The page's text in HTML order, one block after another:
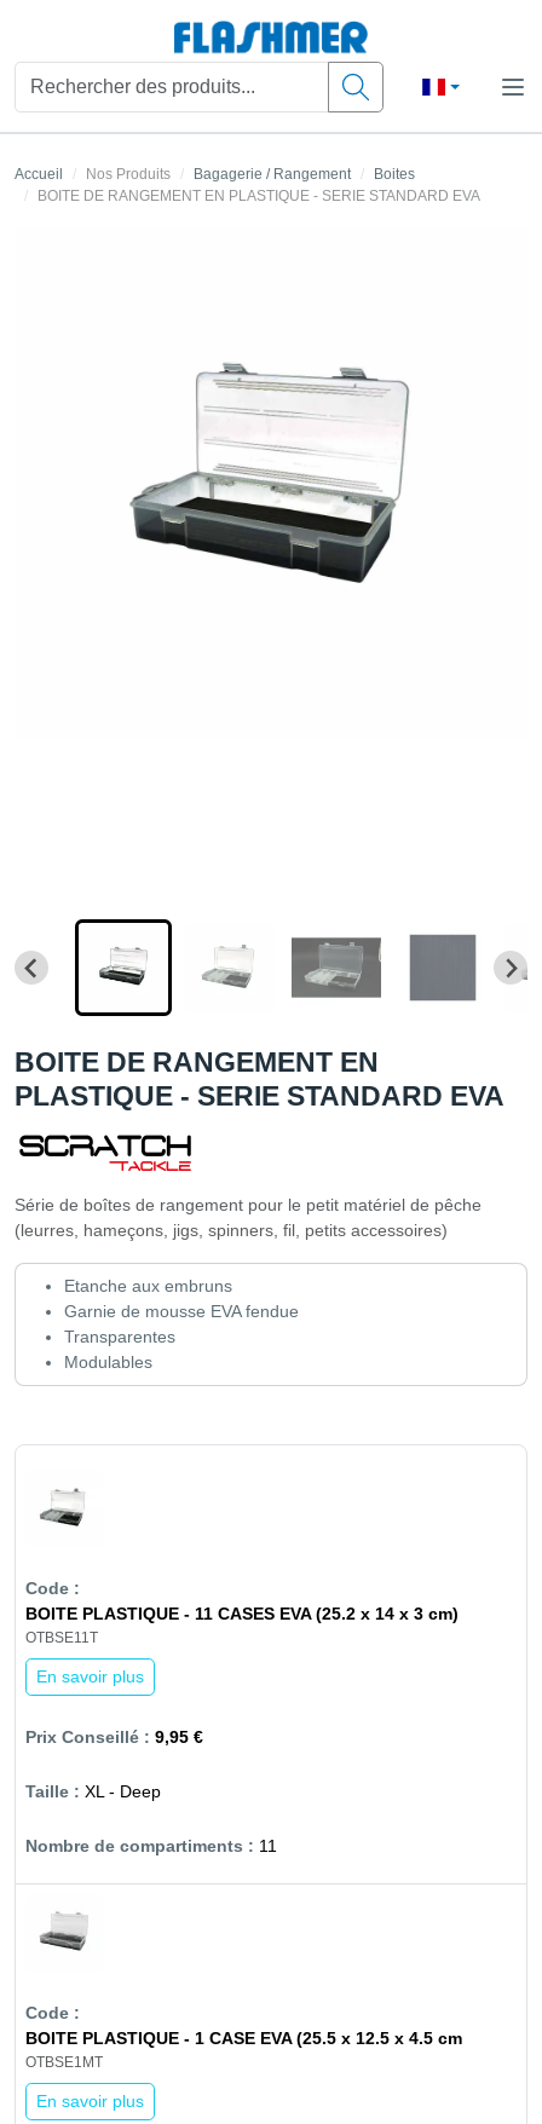
Accueil Nos Produits Bagagerie / Rangement
Boites
BOITE DE RANGEMENT EN PLASTIQUE - SERIE STANDARD EVA
BOITE DE RANGEMENT EN
PLASTIQUE - SERIE STANDARD EVA
Série de boîtes de rangement pour le petit matériel de pêche
(leurres, hameçons, jigs, spinners, fil, petits accessoires)
Etanche aux embruns
Garnie de mousse EVA fendue
Transparentes
Modulables
BOITE PLASTIQUE - 11 CASES EVA (25.2 x 14 x 3 cm)
OTBSE11T
En savoir plus
9,95 €
XL - Deep
11
BOITE PLASTIQUE - 1 CASE EVA (25.5 x 12.5 x 4.5 cm
OTBSE1MT
En savoir plus